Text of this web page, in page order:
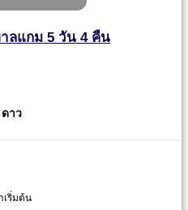
ลแกม 5 วัน 4 คืน
าว
เริ่มต้น